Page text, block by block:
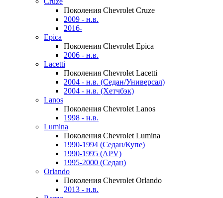
Поколения Chevrolet Cruze
2009 - н.в.
2016-
Epica
Поколения Chevrolet Epica
2006 - н.в.
Lacetti
Поколения Chevrolet Lacetti
2004 - н.в. (Седан/Универсал)
2004 - н.в. (Хетчбэк)
Lanos
Поколения Chevrolet Lanos
1998 - н.в.
Lumina
Поколения Chevrolet Lumina
1990-1994 (Седан/Купе)
1990-1995 (APV)
1995-2000 (Седан)
Orlando
Поколения Chevrolet Orlando
2013 - н.в.